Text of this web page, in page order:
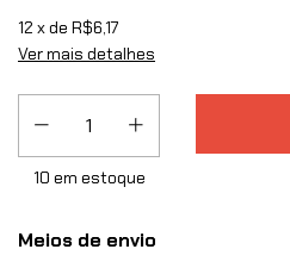
12 x de R$6,17
Ver mais detalhes
10 em estoque
Entregas para o CEP:
Meios de envio